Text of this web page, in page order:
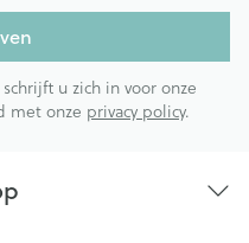
u zich in voor onze
met onze privacy policy.